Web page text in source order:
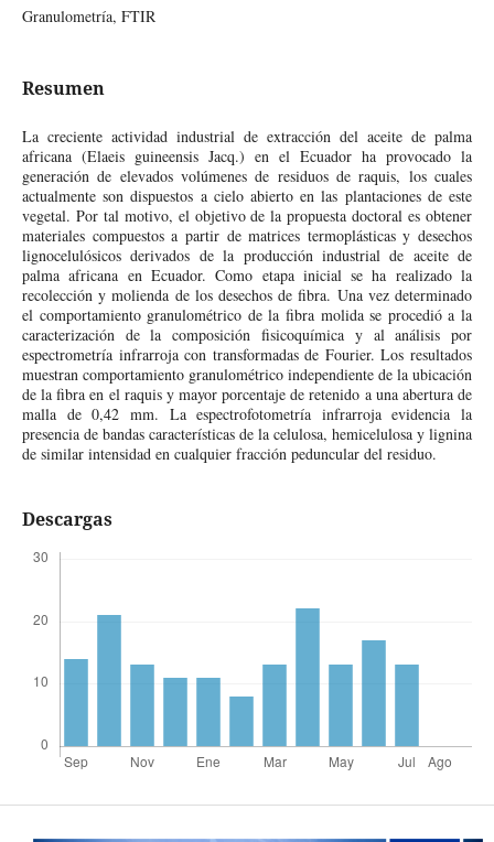
Granulometría, FTIR
Resumen
La creciente actividad industrial de extracción del aceite de palma
africana (Elaeis guineensis Jacq.) en el Ecuador ha provocado la
generación de elevados volúmenes de residuos de raquis, los cuales
actualmente son dispuestos a cielo abierto en las plantaciones de este
vegetal. Por tal motivo, el objetivo de la propuesta doctoral es obtener
materiales compuestos a partir de matrices termoplásticas y desechos
lignocelulósicos derivados de la producción industrial de aceite de
palma africana en Ecuador. Como etapa inicial se ha realizado la
recolección y molienda de los desechos de fibra. Una vez determinado
el comportamiento granulométrico de la fibra molida se procedió a la
caracterización de la composición fisicoquímica y al análisis por
espectrometría infrarroja con transformadas de Fourier. Los resultados
muestran comportamiento granulométrico independiente de la ubicación
de la fibra en el raquis y mayor porcentaje de retenido a una abertura de
malla de 0,42 mm. La espectrofotometría infrarroja evidencia la
presencia de bandas características de la celulosa, hemicelulosa y lignina
de similar intensidad en cualquier fracción peduncular del residuo.
Descargas